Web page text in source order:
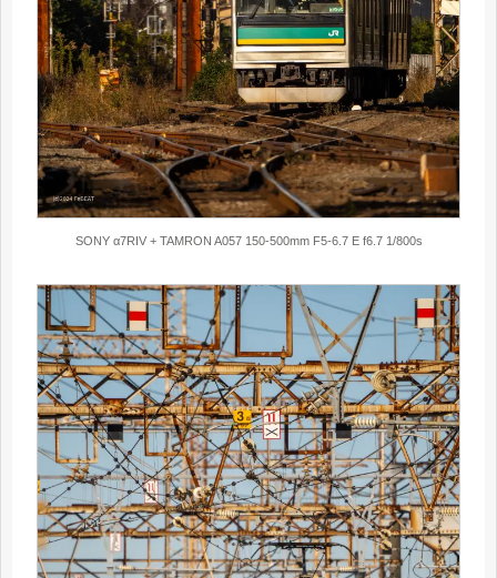
SONY α7RIV + TAMRON A057 150-500mm F5-6.7 E f6.7 1/800s